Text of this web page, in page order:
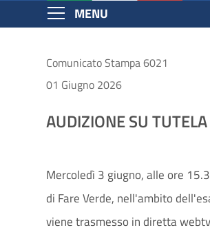
MENU
Espandi
Contenuto
Comunicato Stampa 6021
01 Giugno 2026
AUDIZIONE SU
Mercoledì 3 giugno, alle ore
di Fare Verde, nell'ambito
viene trasmesso in diretta